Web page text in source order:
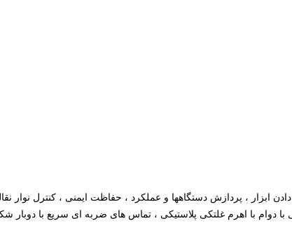
ابزار ، پردازش دستگاهها و عملکرد ، حفاظت ایمنی ، کنترل نوار